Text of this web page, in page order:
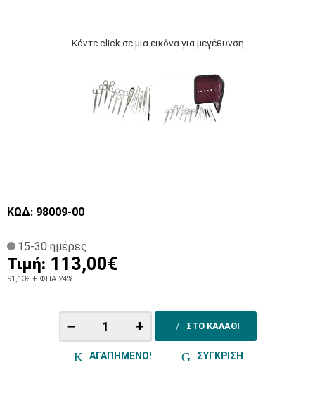
Κάντε click σε μια εικόνα για μεγέθυνση
ΚΩΔ: 98009-00
15-30 ημέρες
Τιμή: 113,00€
91,13€ + ΦΠΑ 24%
− + ΣΤΟ ΚΑΛΑΘΙ
ΑΓΑΠΗΜΕΝΟ! ΣΥΓΚΡΙΣΗ